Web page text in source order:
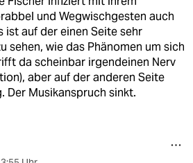
und Wegwischgesten auch
ist auf der einen Seite sehr
sehen, wie das Phänomen um sich
da scheinbar irgendeinen Nerv
aber auf der anderen Seite
Der Musikanspruch sinkt.